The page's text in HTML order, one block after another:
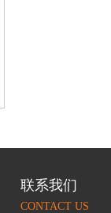
联系我们
CONTACT US